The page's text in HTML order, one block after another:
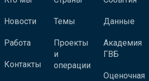
Новости
Работа
Контакты
Темы
Проекты
и
операции
Данные
Академия
ГВБ
Оценочная